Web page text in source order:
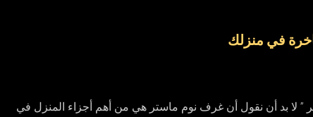
في منزلك
لا بد أن نقول أن غرف نوم ماستر هي من أهم أجزاء المنزل في